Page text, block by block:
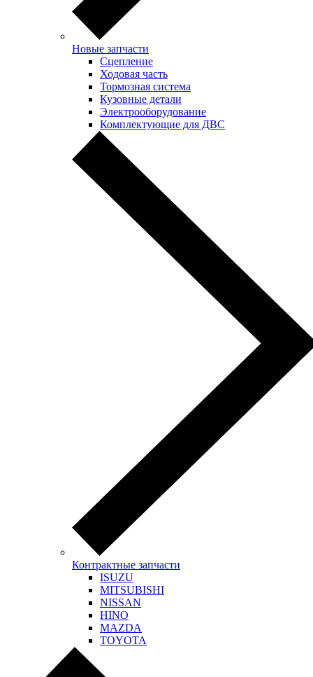
Новые запчасти
Сцепление
Ходовая часть
Тормозная система
Кузовные детали
Электрооборудование
Комплектующие для ДВС
Контрактные запчасти
ISUZU
MITSUBISHI
NISSAN
HINO
MAZDA
TOYOTA